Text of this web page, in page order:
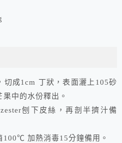
切成1cm 丁狀，表面灑上105砂
中的水份釋出。
刨下皮絲，再剖半擠汁備
100℃ 加熱消毒15分鐘備用。